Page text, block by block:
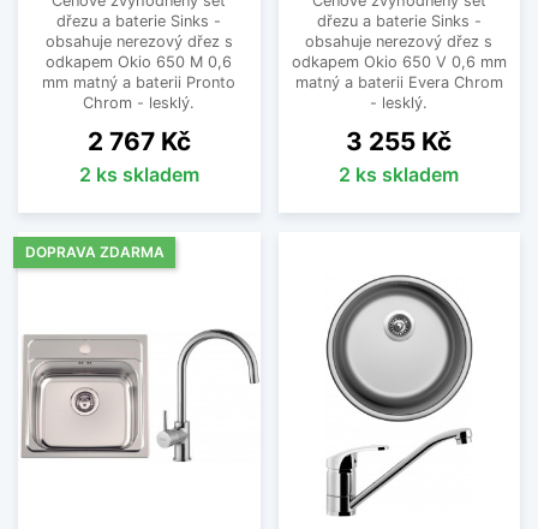
dřezu a baterie Sinks -
obsahuje nerezový dřez s
odkapem Okio 650 M 0,6
mm matný a baterii Pronto
Chrom - lesklý.
Cena
2 767 Kč
2 ks skladem
dřezu a baterie Sinks -
obsahuje nerezový dřez s
odkapem Okio 650 V 0,6 mm
matný a baterii Evera Chrom
- lesklý.
Cena
3 255 Kč
2 ks skladem
DOPRAVA ZDARMA